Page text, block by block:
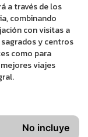
a través de los
combinando
con visitas a
y centros
como para
viajes
No incluye